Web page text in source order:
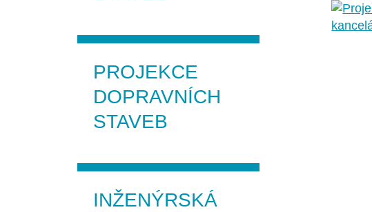
PROJEKCE
DOPRAVNÍCH
STAVEB
INŽENÝRSKÁ